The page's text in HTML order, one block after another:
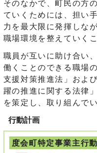
そのなかで、町民の方
ていくためには、担い
力を最大限に発揮しな
職場環境を整えていく
職員が互いに助け合い
働くことのできる職場
支援対策推進法」およ
躍の推進に関する法律
を策定し、取り組んでい
行動計画
度会町特定事業主行